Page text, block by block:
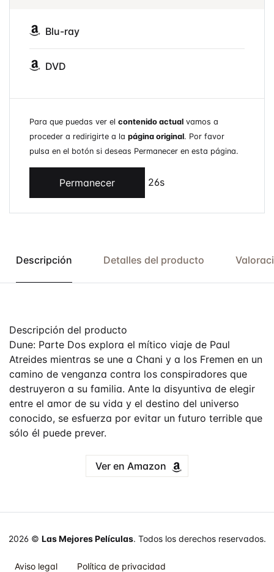
Blu-ray
DVD
Para que puedas ver el contenido actual vamos a
proceder a redirigirte a la página original. Por favor
pulsa en el botón si deseas Permanecer en esta página.
Permanecer 26s
Descripción Detalles del producto
Descripción del producto
Dune: Parte Dos explora el mítico viaje de Paul
Atreides mientras se une a Chani y a los Fremen en un
camino de venganza contra los conspiradores que
destruyeron a su familia. Ante la disyuntiva de elegir
entre el amor de su vida y el destino del universo
conocido, se esfuerza por evitar un futuro terrible que
sólo él puede prever.
Ver en Amazon
2026 © Las Mejores Películas. Todos los derechos reservados.
Aviso legal Política de privacidad